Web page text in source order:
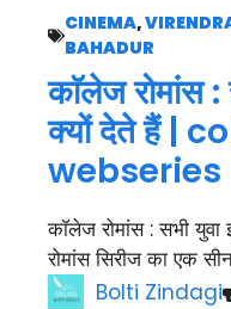
CINEMA,
BAHADUR
काॅलेज रोमांस :
क्यों देते हैं |
webseries
काॅलेज रोमांस : सभी युवा
रोमांस सिरीज का एक
Bolti Zindagi